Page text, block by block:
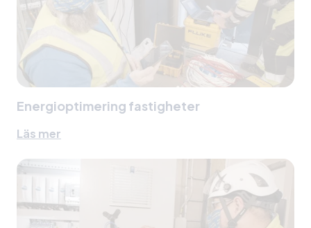
Energioptimering fastigheter
Läs mer